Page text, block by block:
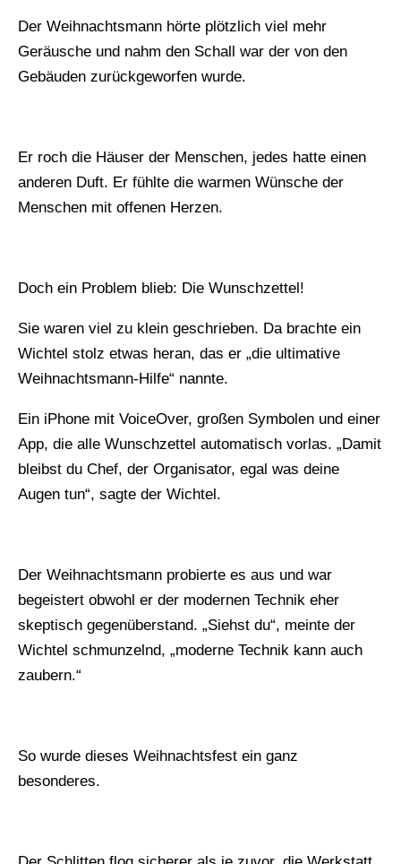
Der Weihnachtsmann hörte plötzlich viel mehr
Geräusche und nahm den Schall war der von den
Gebäuden zurückgeworfen wurde.
Er roch die Häuser der Menschen, jedes hatte einen
anderen Duft. Er fühlte die warmen Wünsche der
Menschen mit offenen Herzen.
Doch ein Problem blieb: Die Wunschzettel!
Sie waren viel zu klein geschrieben. Da brachte ein
Wichtel stolz etwas heran, das er „die ultimative
Weihnachtsmann-Hilfe“ nannte.
Ein iPhone mit VoiceOver, großen Symbolen und einer
App, die alle Wunschzettel automatisch vorlas. „Damit
bleibst du Chef, der Organisator, egal was deine
Augen tun“, sagte der Wichtel.
Der Weihnachtsmann probierte es aus und war
begeistert obwohl er der modernen Technik eher
skeptisch gegenüberstand. „Siehst du“, meinte der
Wichtel schmunzelnd, „moderne Technik kann auch
zaubern.“
So wurde dieses Weihnachtsfest ein ganz
besonderes.